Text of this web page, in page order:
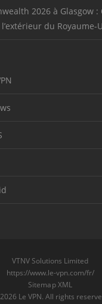
2026 à Glasgow :
du Royaume-
VTNV Solutions Limited
https://www.le-vpn.com/fr/
Sitemap XML
Le VPN. All rights